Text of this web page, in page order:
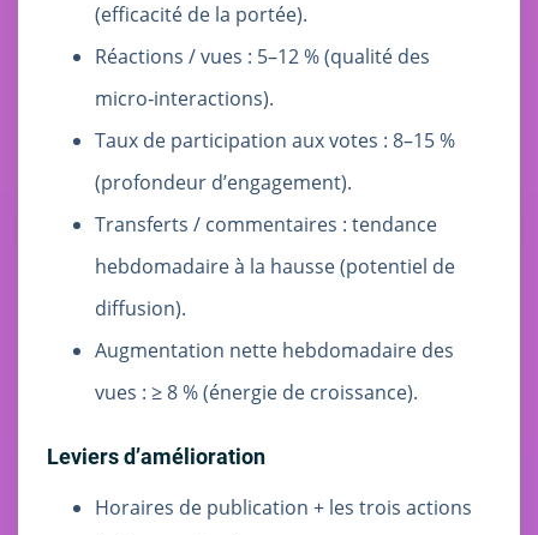
(efficacité de la portée).
Réactions / vues : 5–12 % (qualité des
micro‑interactions).
Taux de participation aux votes : 8–15 %
(profondeur d’engagement).
Transferts / commentaires : tendance
hebdomadaire à la hausse (potentiel de
diffusion).
Augmentation nette hebdomadaire des
vues : ≥ 8 % (énergie de croissance).
Leviers d’amélioration
Horaires de publication + les trois actions